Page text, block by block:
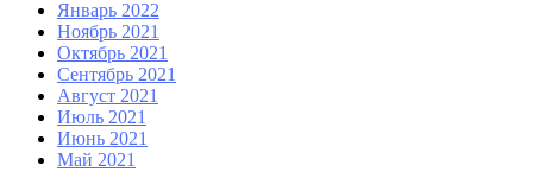
Январь 2022
Ноябрь 2021
Октябрь 2021
Сентябрь 2021
Август 2021
Июль 2021
Июнь 2021
Май 2021